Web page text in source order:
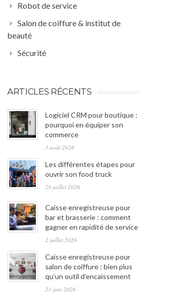
Robot de service
Salon de coiffure & institut de
beauté
Sécurité
ARTICLES RÉCENTS
Logiciel CRM pour boutique :
pourquoi en équiper son
commerce
3 août 2026
Les différentes étapes pour
ouvrir son food truck
29 juillet 2026
Caisse enregistreuse pour
bar et brasserie : comment
gagner en rapidité de service
2 juillet 2026
Caisse enregistreuse pour
salon de coiffure : bien plus
qu’un outil d’encaissement
23 juin 2026